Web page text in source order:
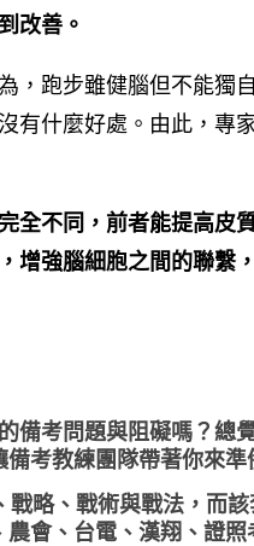
改善。
跑步雖健腦但不能獨
有什麼好處。由此，專
全不同，前者能提高皮
增強腦細胞之間的聯繫
備考問題與阻礙嗎？總
考教練團隊帶著你來準
略、戰術與戰法，而
會、台電、漢翔、證